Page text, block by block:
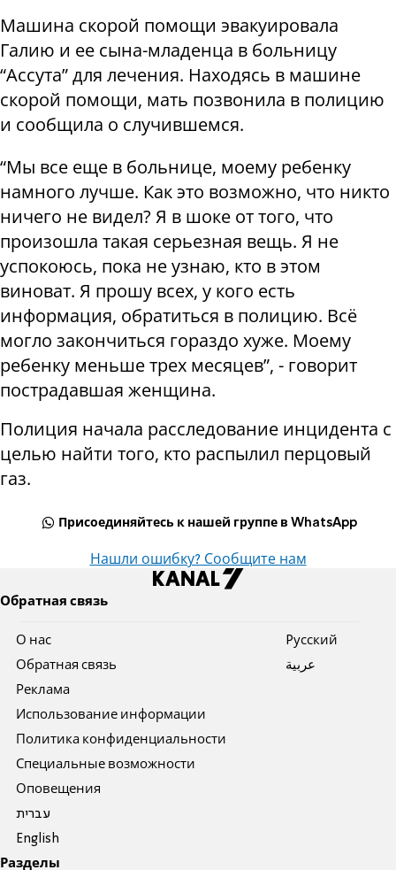
Машина скорой помощи эвакуировала
Галию и ее сына-младенца в больницу
“Ассута” для лечения. Находясь в машине
скорой помощи, мать позвонила в полицию
и сообщила о случившемся.
“Мы все еще в больнице, моему ребенку
намного лучше. Как это возможно, что никто
ничего не видел? Я в шоке от того, что
произошла такая серьезная вещь. Я не
успокоюсь, пока не узнаю, кто в этом
виноват. Я прошу всех, у кого есть
информация, обратиться в полицию. Всё
могло закончиться гораздо хуже. Моему
ребенку меньше трех месяцев”, - говорит
пострадавшая женщина.
Полиция начала расследование инцидента с
целью найти того, кто распылил перцовый
газ.
Присоединяйтесь к нашей группе в WhatsApp
Нашли ошибку? Сообщите нам
Обратная связь
О нас
Обратная связь
Реклама
Использование информации
Политика конфиденциальности
Специальные возможности
Оповещения
עברית
English
Pусский
عربية
Разделы